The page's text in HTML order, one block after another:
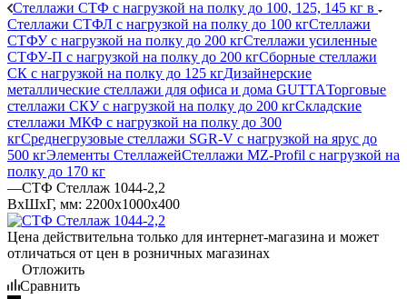
Стеллажи СТФ с нагрузкой на полку до 100, 125, 145 кг в
Стеллажи СТФЛ с нагрузкой на полку до 100 кгСтеллажи
СТФУ с нагрузкой на полку до 200 кгСтеллажи усиленные
СТФУ-П с нагрузкой на полку до 200 кгСборные стеллажи
СК с нагрузкой на полку до 125 кгДизайнерские
металлические стеллажи для офиса и дома GUTTAТорговые
стеллажи СКУ с нагрузкой на полку до 200 кгСкладские
стеллажи МКФ с нагрузкой на полку до 300
кгСреднегрузовые стеллажи SGR-V с нагрузкой на ярус до
500 кгЭлементы СтеллажейСтеллажи MZ-Profil с нагрузкой на
полку до 170 кг
—СТФ Стеллаж 1044-2,2
ВхШхГ, мм: 2200x1000x400
Цена действительна только для интернет-магазина и может
отличаться от цен в розничных магазинах
Отложить
Сравнить